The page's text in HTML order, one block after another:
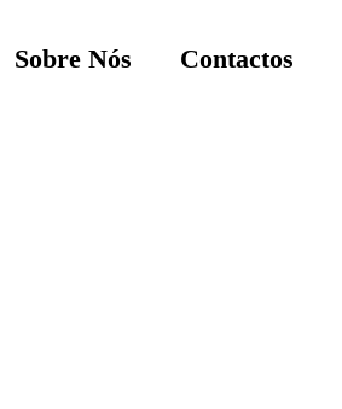
Sobre Nós Contactos